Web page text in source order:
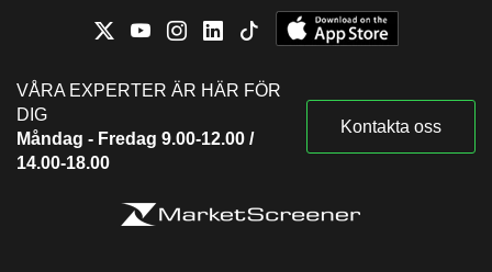
VÅRA EXPERTER ÄR HÄR FÖR
DIG
Måndag - Fredag 9.00-12.00 /
14.00-18.00
Kontakta oss